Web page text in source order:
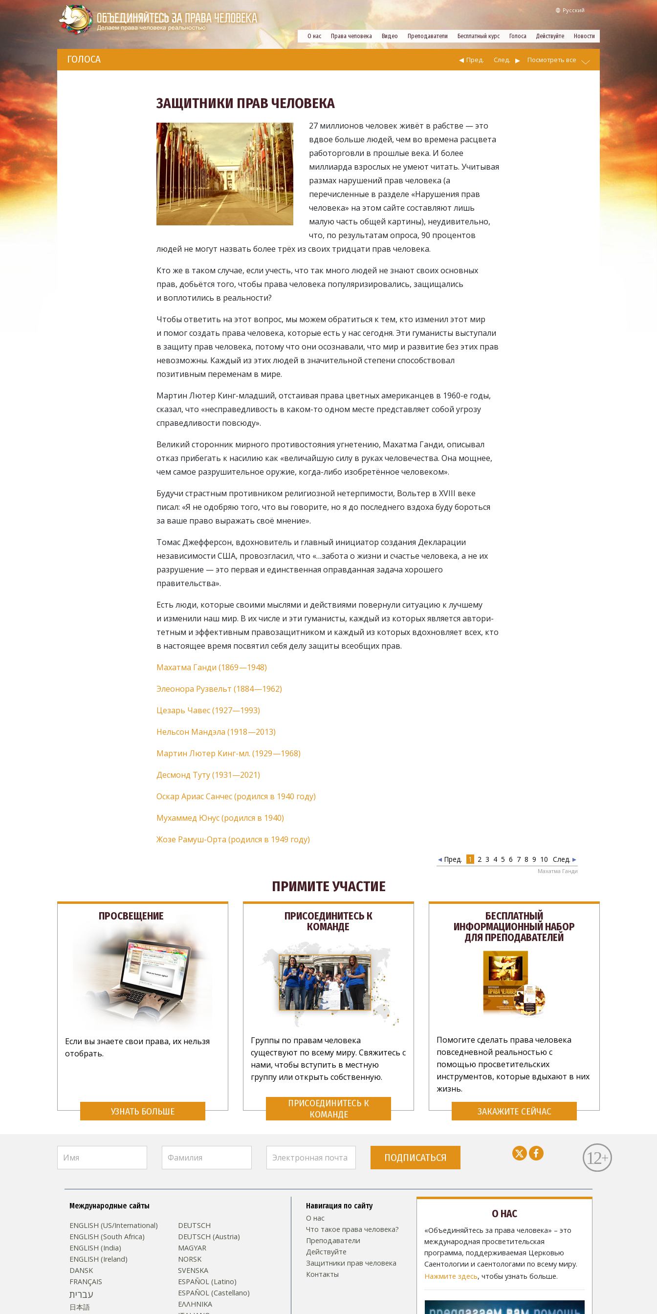
Русский
О нас Права человека Видео Преподаватели Бесплатный курс Голоса Действуйте Новости
ГОЛОСА След.
Пред. Посмотреть все
ЗАЩИТНИКИ ПРАВ ЧЕЛОВЕКА
27 миллионов человек живёт в рабстве — это
вдвое больше людей, чем во времена расцвета
работорговли в прошлые века. И более
миллиарда взрослых не умеют читать. Учитывая
размах нарушений прав человека (а
перечисленные в разделе «Нарушения прав
человека» на этом сайте составляют лишь
малую часть общей картины), неудивительно,
что, по результатам опроса, 90 процентов
людей не могут назвать более трёх из своих тридцати прав человека.
Кто же в таком случае, если учесть, что так много людей не знают своих основных
прав, добьётся того, чтобы права человека популяризировались, защищались
и воплотились в реальности?
Чтобы ответить на этот вопрос, мы можем обратиться к тем, кто изменил этот мир
и помог создать права человека, которые есть у нас сегодня. Эти гуманисты выступали
в защиту прав человека, потому что они осознавали, что мир и развитие без этих прав
невозможны. Каждый из этих людей в значительной степени способствовал
позитивным переменам в мире.
Мартин Лютер Кинг-младший, отстаивая права цветных американцев в 1960-е годы,
сказал, что «несправедливость в каком-то одном месте представляет собой угрозу
справедливости повсюду».
Великий сторонник мирного противостояния угнетению, Махатма Ганди, описывал
отказ прибегать к насилию как «величайшую силу в руках человечества. Она мощнее,
чем самое разрушительное оружие, когда-либо изобретённое человеком».
Будучи страстным противником религиозной нетерпимости, Вольтер в XVIII веке
писал: «Я не одобряю того, что вы говорите, но я до последнего вздоха буду бороться
за ваше право выражать своё мнение».
Томас Джефферсон, вдохновитель и главный инициатор создания Декларации
независимости США, провозгласил, что «…забота о жизни и счастье человека, а не их
разрушение — это первая и единственная оправданная задача хорошего
правительства».
Есть люди, которые своими мыслями и действиями повернули ситуацию к лучшему
и изменили наш мир. В их числе и эти гуманисты, каждый из которых является автори-
тетным и эффективным правозащитником и каждый из которых вдохновляет всех, кто
в настоящее время посвятил себя делу защиты всеобщих прав.
Махатма Ганди (1869 —1948)
Элеонора Рузвельт (1884 —1962)
Цезарь Чавес (1927—1993)
Нельсон Мандэла (1918 —2013)
Мартин Лютер Кинг-мл. (1929 —1968)
Десмонд Туту (1931—2021)
Оскар Ариас Санчес (родился в 1940 году)
Мухаммед Юнус (родился в 1940)
Жозе Рамуш-Орта (родился в 1949 году)
ПОДПИШИТЕСЬ НА ОБНОВЛЕНИЯ И УЗНАЙТЕ, КАК
След.
1 2 3 4 5 6 7 8 9 10
Пред.
Махатма Ганди
ПРИМИТЕ УЧАСТИЕ
ПРОСВЕЩЕНИЕ
Если вы знаете свои права, их нельзя
отобрать.
УЗНАТЬ БОЛЬШЕ
ПРИСОЕДИНИТЕСЬ К
КОМАНДЕ
Группы по правам человека
существуют по всему миру. Свяжитесь с
нами, чтобы вступить в местную
группу или открыть собственную.
ПРИСОЕДИНИТЕСЬ К
КОМАНДЕ
БЕСПЛАТНЫЙ
ИНФОРМАЦИОННЫЙ НАБОР
ДЛЯ ПРЕПОДАВАТЕЛЕЙ
Помогите сделать права человека
повседневной реальностью с
помощью просветительских
инструментов, которые вдыхают в них
жизнь.
ЗАКАЖИТЕ СЕЙЧАС
ПОДПИСАТЬСЯ
Международные сайты
ENGLISH (US/International)
ENGLISH (South Africa)
ENGLISH (India)
ENGLISH (Ireland)
DANSK
FRANÇAIS
עברית
日本語
DEUTSCH
DEUTSCH (Austria)
MAGYAR
NORSK
SVENSKA
ESPAÑOL (Latino)
ESPAÑOL (Castellano)
ΕΛΛΗΝΙΚA
Навигация по сайту
О нас
Что такое права человека?
Преподаватели
Действуйте
Защитники прав человека
Контакты
О НАС
«Объединяйтесь за права человека» – это
международная просветительская
программа, поддерживаемая Церковью
Саентологии и саентологами по всему миру.
Нажмите здесь, чтобы узнать больше.